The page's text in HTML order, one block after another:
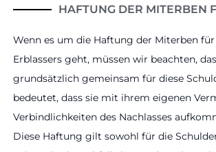
HAFTUNG DER MITERBEN
Wenn es um die Haftung der Miterben
Erblassers geht, müssen wir beachten,
grundsätzlich gemeinsam für diese
bedeutet, dass sie mit ihrem eigenen
Verbindlichkeiten des Nachlasses
Diese Haftung gilt sowohl für die